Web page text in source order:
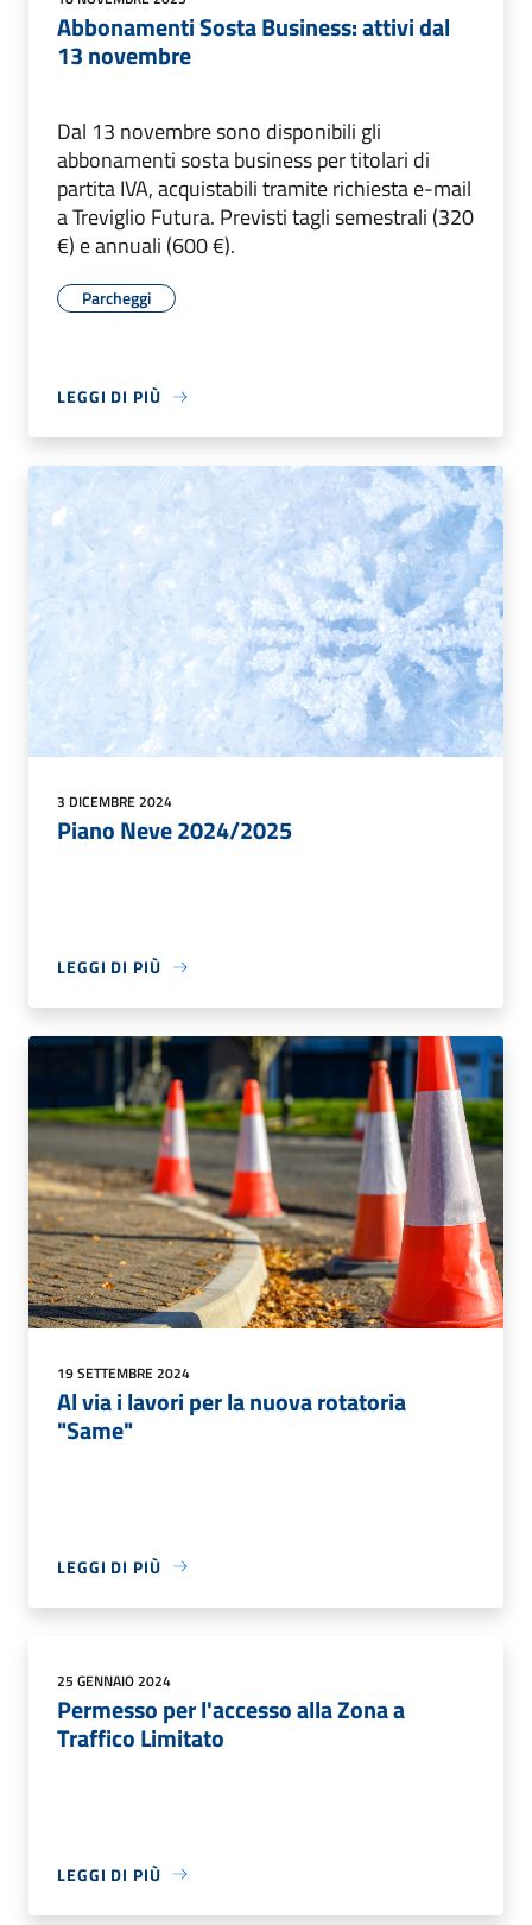
Abbonamenti Sosta Business: attivi dal
13 novembre
Dal 13 novembre sono disponibili gli
abbonamenti sosta business per titolari di
partita IVA, acquistabili tramite richiesta e-mail
a Treviglio Futura. Previsti tagli semestrali (320
€) e annuali (600 €).
Parcheggi
LEGGI DI PIÙ
3 DICEMBRE 2024
Piano Neve 2024/2025
LEGGI DI PIÙ
19 SETTEMBRE 2024
Al via i lavori per la nuova rotatoria
"Same"
LEGGI DI PIÙ
25 GENNAIO 2024
Permesso per l'accesso alla Zona a
Traffico Limitato
LEGGI DI PIÙ